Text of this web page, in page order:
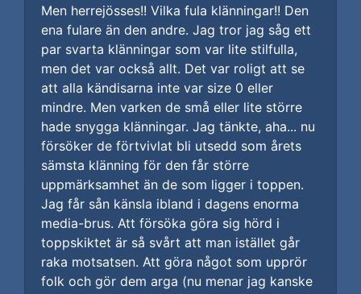
Men herrejösses!! Vilka fula klänningar!! Den
ena fulare än den andre. Jag tror jag såg ett
par svarta klänningar som var lite stilfulla,
men det var också allt. Det var roligt att se
att alla kändisarna inte var size 0 eller
mindre. Men varken de små eller lite större
hade snygga klänningar. Jag tänkte, aha... nu
försöker de förtvivlat bli utsedd som årets
sämsta klänning för den får större
uppmärksamhet än de som ligger i toppen.
Jag får sån känsla ibland i dagens enorma
media-brus. Att försöka göra sig hörd i
toppskiktet är så svårt att man istället går
raka motsatsen. Att göra något som upprör
folk och gör dem arga (nu menar jag kanske